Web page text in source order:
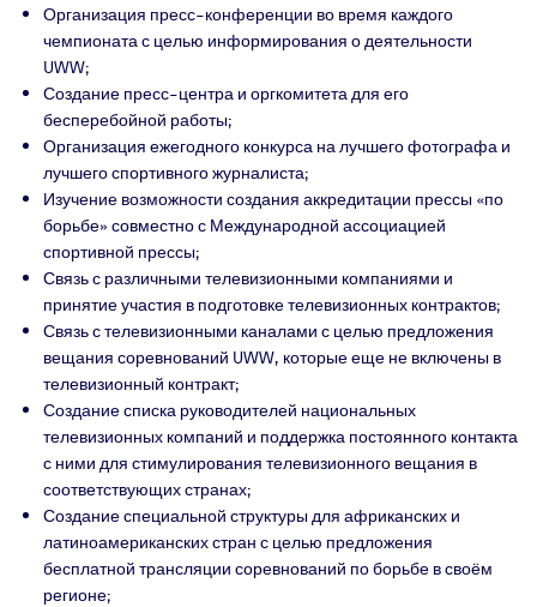
Организация пресс-конференции во время каждого
чемпионата с целью информирования о деятельности
UWW;
Создание пресс-центра и оргкомитета для его
бесперебойной работы;
Организация ежегодного конкурса на лучшего фотографа и
лучшего спортивного журналиста;
Изучение возможности создания аккредитации прессы «по
борьбе» совместно с Международной ассоциацией
спортивной прессы;
Связь с различными телевизионными компаниями и
принятие участия в подготовке телевизионных контрактов;
Связь с телевизионными каналами с целью предложения
вещания соревнований UWW, которые еще не включены в
телевизионный контракт;
Создание списка руководителей национальных
телевизионных компаний и поддержка постоянного контакта
с ними для стимулирования телевизионного вещания в
соответствующих странах;
Создание специальной структуры для африканских и
латиноамериканских стран с целью предложения
бесплатной трансляции соревнований по борьбе в своём
регионе;